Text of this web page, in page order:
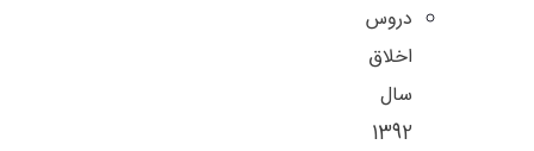
دروس
اخلاق
سال
1392